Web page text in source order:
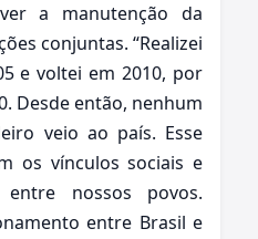
a manutenção da
conjuntas. “Realizei
e voltei em 2010, por
Desde então, nenhum
veio ao país. Esse
os vínculos sociais e
entre nossos povos.
entre Brasil e